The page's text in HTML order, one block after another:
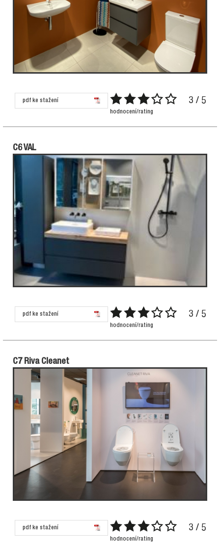
pdf ke stažení 3 / 5
hodnocení/rating
C6 VAL
pdf ke stažení 3 / 5
hodnocení/rating
C7 Riva Cleanet
pdf ke stažení 3 / 5
hodnocení/rating